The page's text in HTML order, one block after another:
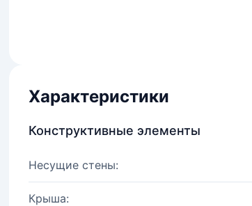
Характеристики
Конструктивные элементы
Несущие стены:
Крыша: